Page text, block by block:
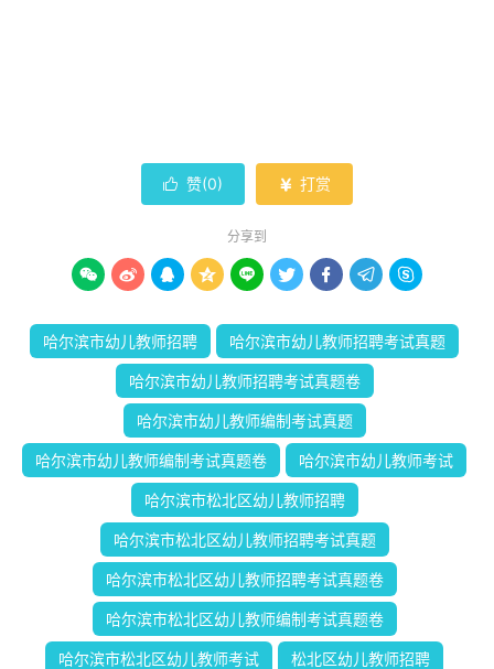
 赞(0)  打赏
分享到
        
哈尔滨市幼儿教师招聘 哈尔滨市幼儿教师招聘考试真题
哈尔滨市幼儿教师招聘考试真题卷
哈尔滨市幼儿教师编制考试真题
哈尔滨市幼儿教师编制考试真题卷 哈尔滨市幼儿教师考试
哈尔滨市松北区幼儿教师招聘
哈尔滨市松北区幼儿教师招聘考试真题
哈尔滨市松北区幼儿教师招聘考试真题卷
哈尔滨市松北区幼儿教师编制考试真题卷
哈尔滨市松北区幼儿教师考试 松北区幼儿教师招聘